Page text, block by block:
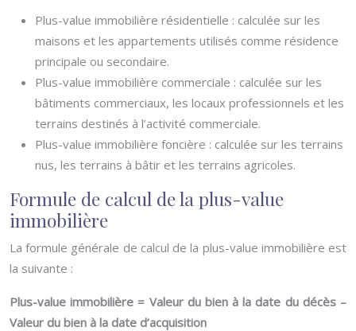
Plus-value immobilière résidentielle : calculée sur les
maisons et les appartements utilisés comme résidence
principale ou secondaire.
Plus-value immobilière commerciale : calculée sur les
bâtiments commerciaux, les locaux professionnels et les
terrains destinés à l’activité commerciale.
Plus-value immobilière foncière : calculée sur les terrains
nus, les terrains à bâtir et les terrains agricoles.
Formule de calcul de la plus-value
immobilière
La formule générale de calcul de la plus-value immobilière est
la suivante :
Plus-value immobilière = Valeur du bien à la date du décès –
Valeur du bien à la date d’acquisition